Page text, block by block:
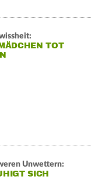
TOT
Unwettern:
SICH